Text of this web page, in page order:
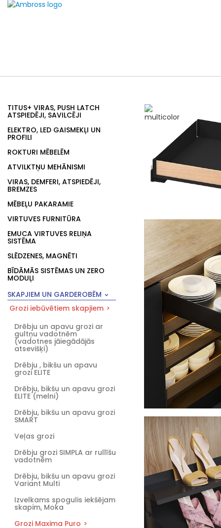
TITUS+ VIRAS, PUSH LATCH
ATSPIEDĒJI, SAVILCĒJI
ELEKTRO, LED GAISMEKĻI UN
PROFILI
ROKTURI MĒBELĒM
ATVILKTŅU MEHĀNISMI
VIRAS, DEMFERI, ATSPIEDĒJI,
BREMZES
MĒBEĻU PAKARAMIE
VIRTUVES FURNITŪRA
EMUCA VIRTUVES RELIŅA
SISTĒMA
SLĒDZENES, MAGNĒTI
BĪDĀMĀS SISTĒMAS UN ZERO
MODUĻI
SKAPJIEM UN GARDEROBĒM
Grozi iebūvētiem skapjiem
Drēbju un apavu grozi ar
gultņu vadotnēm
(vadotnes jāiegādājās
atsevišķi)
Drēbju , bikšu un apavu
grozi ELITE
Drēbju, bikšu un apavu grozi
ELITE (melni)
Drēbju, bikšu un apavu grozi
SMART
Veļas grozi
Drēbju grozi SIMPLA ar rullīšu
vadotnēm
Drēbju, bikšu un apavu grozi
Variant Multi
Izvelkams spogulis iekšējam
skapim, Moka
Grozi Maxima Puro